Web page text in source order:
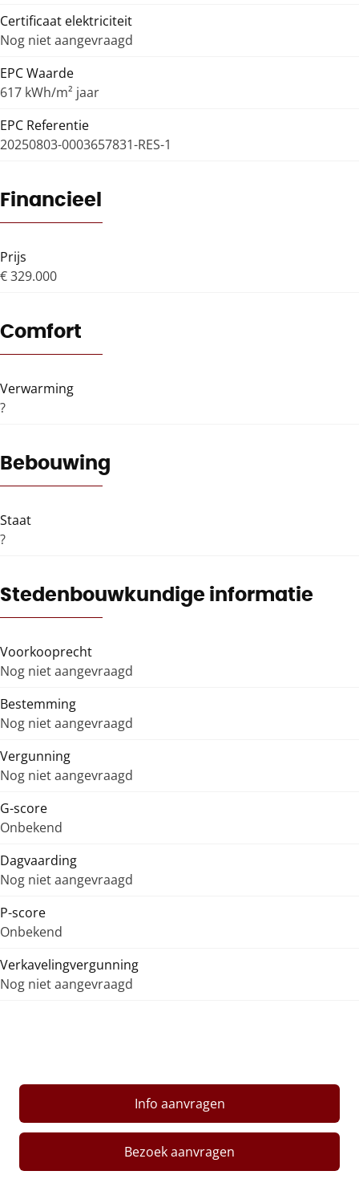
Certificaat elektriciteit
Nog niet aangevraagd
EPC Waarde
617 kWh/m² jaar
EPC Referentie
20250803-0003657831-RES-1
Financieel
Prijs
€ 329.000
Comfort
Verwarming
?
Bebouwing
Staat
?
Stedenbouwkundige informatie
Voorkooprecht
Nog niet aangevraagd
Bestemming
Nog niet aangevraagd
Vergunning
Nog niet aangevraagd
G-score
Onbekend
Dagvaarding
Nog niet aangevraagd
P-score
Onbekend
Verkavelingvergunning
Nog niet aangevraagd
Info aanvragen
Bezoek aanvragen